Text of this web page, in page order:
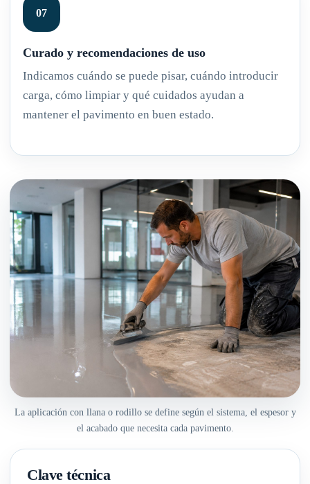
Curado y recomendaciones de uso
Indicamos cuándo se puede pisar, cuándo introducir
carga, cómo limpiar y qué cuidados ayudan a
mantener el pavimento en buen estado.
La aplicación con llana o rodillo se define según el sistema, el espesor y
el acabado que necesita cada pavimento.
Clave técnica